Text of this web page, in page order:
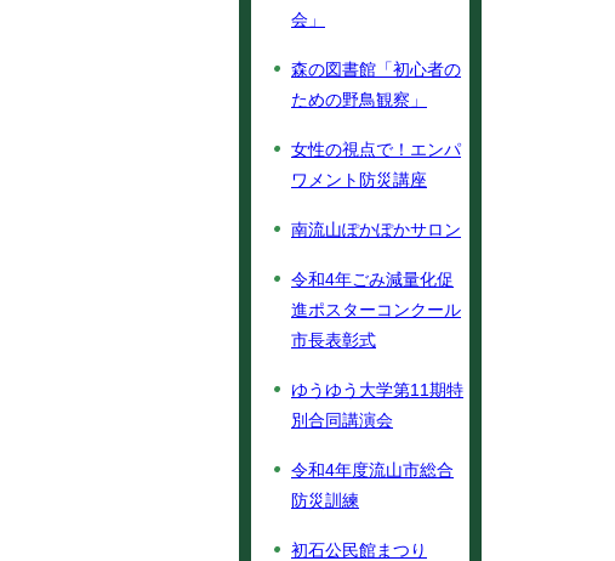
会」
森の図書館「初心者の
ための野鳥観察」
女性の視点で！エンパ
ワメント防災講座
南流山ぽかぽかサロン
令和4年ごみ減量化促
進ポスターコンクール
市長表彰式
ゆうゆう大学第11期特
別合同講演会
令和4年度流山市総合
防災訓練
初石公民館まつり